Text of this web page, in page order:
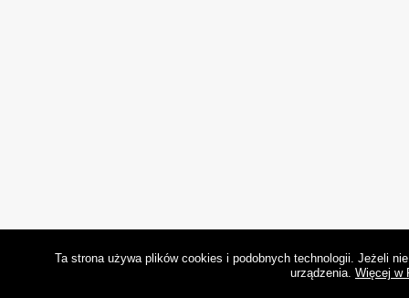
Ta strona używa plików cookies i podobnych technologii. Jeżeli
urządzenia. Więcej w